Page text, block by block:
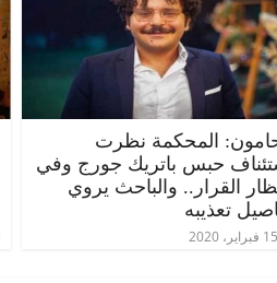
المحكمة نظرت
حبس باتريك جورج وفي
القرار.. والباحث يروي
تعذيبه
15 فبراير، 2020